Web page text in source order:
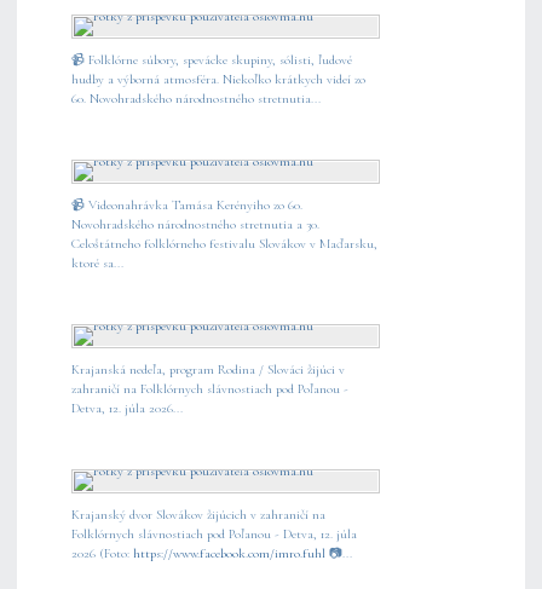
📹 Folklórne súbory, spevácke skupiny, sólisti, ľudové
hudby a výborná atmosféra. Niekoľko krátkych videí zo
60. Novohradského národnostného stretnutia...
📹 Videonahrávka Tamása Kerényiho zo 60.
Novohradského národnostného stretnutia a 30.
Celoštátneho folklórneho festivalu Slovákov v Maďarsku,
ktoré sa...
Krajanská nedeľa, program Rodina / Slováci žijúci v
zahraničí na Folklórnych slávnostiach pod Poľanou -
Detva, 12. júla 2026...
Krajanský dvor Slovákov žijúcich v zahraničí na
Folklórnych slávnostiach pod Poľanou - Detva, 12. júla
2026 (Foto: https://www.facebook.com/imro.fuhl 📷...